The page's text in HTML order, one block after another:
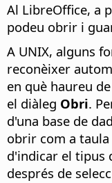
Al LibreOffice, a
podeu obrir i
A UNIX, alguns
reconèixer
en què haureu
el diàleg Obri.
d'una base de
obrir com a taula
d'indicar el tipus
després de